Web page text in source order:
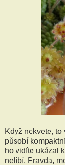
Když nekvete,
působí
ho vidíte ukázal
nelíbí. Pravda,